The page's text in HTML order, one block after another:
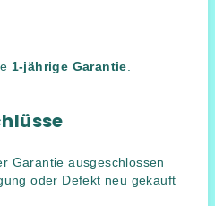
1-jährige Garantie
Garantie ausgeschlossen
oder Defekt neu gekauft